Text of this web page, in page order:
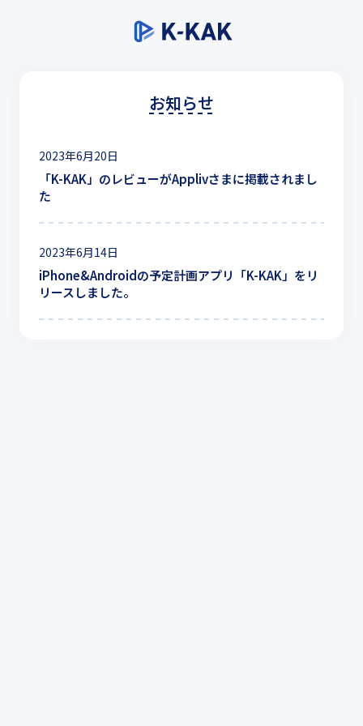
お知らせ
2023年6月20日
「K-KAK」のレビューがApplivさまに掲載されまし
た
2023年6月14日
iPhone&Androidの予定計画アプリ「K-KAK」をリ
リースしました。